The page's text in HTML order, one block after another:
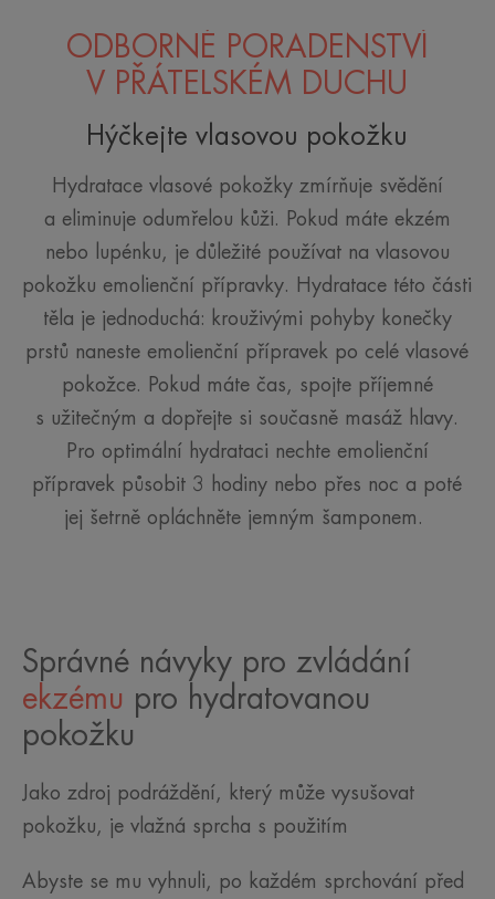
ODBORNÉ PORADENSTVÍ
V PŘÁTELSKÉM DUCHU
Hýčkejte vlasovou pokožku
Hydratace vlasové pokožky zmírňuje svědění
a eliminuje odumřelou kůži. Pokud máte ekzém
nebo lupénku, je důležité používat na vlasovou
pokožku emolienční přípravky. Hydratace této části
těla je jednoduchá: krouživými pohyby konečky
prstů naneste emolienční přípravek po celé vlasové
pokožce. Pokud máte čas, spojte příjemné
s užitečným a dopřejte si současně masáž hlavy.
Pro optimální hydrataci nechte emolienční
přípravek působit 3 hodiny nebo přes noc a poté
jej šetrně opláchněte jemným šamponem.
Správné návyky pro zvládání
ekzému pro hydratovanou
pokožku
Jako zdroj podráždění, který může vysušovat
pokožku, je vlažná sprcha s použitím
Abyste se mu vyhnuli, po každém sprchování před